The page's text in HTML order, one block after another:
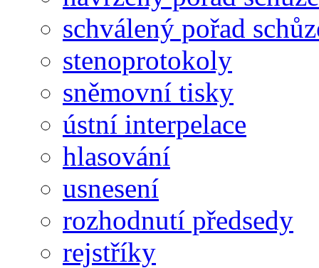
schválený pořad
stenoprotokoly
sněmovní tisky
ústní interpelace
hlasování
usnesení
rozhodnutí předsedy
rejstříky